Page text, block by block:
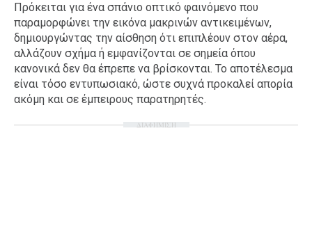
AGENDA
Agenda
Επιλογές
Πρόκειται για ένα σπάνιο οπτικό φαινόμενο που
παραμορφώνει την εικόνα μακρινών αντικειμένων,
δημιουργώντας την αίσθηση ότι επιπλέουν στον αέρα,
αλλάζουν σχήμα ή εμφανίζονται σε σημεία όπου
κανονικά δεν θα έπρεπε να βρίσκονται. Το αποτέλεσμα
είναι τόσο εντυπωσιακό, ώστε συχνά προκαλεί απορία
ακόμη και σε έμπειρους παρατηρητές.
ΔΙΑΦΗΜΙΣΗ